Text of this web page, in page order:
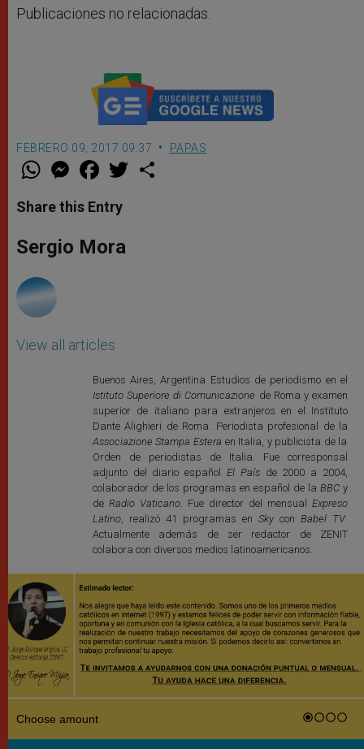
Publicaciones no relacionadas.
FEBRERO 09, 2017 09:37 PAPAS
W
t
s
p
p
M
e
s
e
g
e
F
a
e
b
o
k
w
Share this Entry
Sergio Mora
View all articles
Buenos Aires, Argentina Estudios de periodismo en el
Istituto Superiore di Comunicazione de Roma y examen
superior de italiano para extranjeros en el Instituto
Dante Alighieri de Roma. Periodista profesional de la
Associazione Stampa Estera en Italia, y publicista de la
Orden de periodistas de Italia. Fue corresponsal
adjunto del diario españolEl Paísde 2000 a 2004,
colaborador de los programas en español de la BBCy
de Radio Vaticano. Fue director del mensualExpreso
Latino, realizó 41 programas en Skycon Babel TV
Actualmente además de ser redactor de ZENIT
colabora con diversos medios latinoamericanos.